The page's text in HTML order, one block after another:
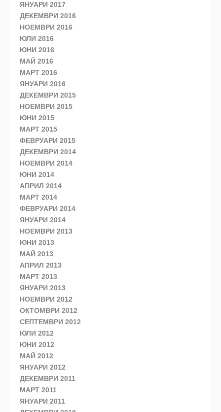
ЯНУАРИ 2017
ДЕКЕМВРИ 2016
НОЕМВРИ 2016
ЮЛИ 2016
ЮНИ 2016
МАЙ 2016
МАРТ 2016
ЯНУАРИ 2016
ДЕКЕМВРИ 2015
НОЕМВРИ 2015
ЮНИ 2015
МАРТ 2015
ФЕВРУАРИ 2015
ДЕКЕМВРИ 2014
НОЕМВРИ 2014
ЮНИ 2014
АПРИЛ 2014
МАРТ 2014
ФЕВРУАРИ 2014
ЯНУАРИ 2014
НОЕМВРИ 2013
ЮНИ 2013
МАЙ 2013
АПРИЛ 2013
МАРТ 2013
ЯНУАРИ 2013
НОЕМВРИ 2012
ОКТОМВРИ 2012
СЕПТЕМВРИ 2012
ЮЛИ 2012
ЮНИ 2012
МАЙ 2012
ЯНУАРИ 2012
ДЕКЕМВРИ 2011
МАРТ 2011
ЯНУАРИ 2011